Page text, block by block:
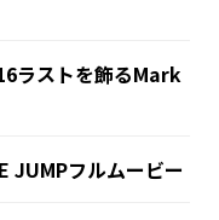
ラストを飾るMark
JUMPフルムービー